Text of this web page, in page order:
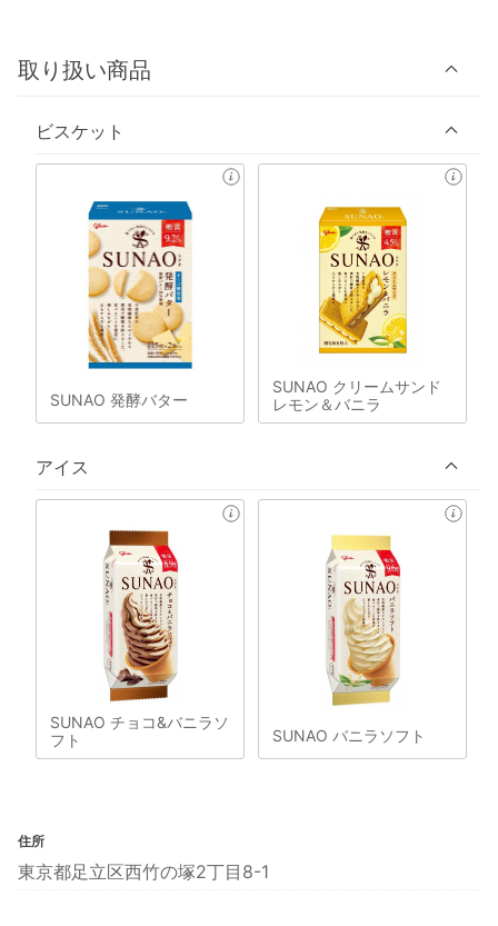
取り扱い商品
ビスケット
SUNAO 発酵バター
SUNAO クリームサンド
レモン＆バニラ
アイス
SUNAO チョコ&バニラソ
フト
SUNAO バニラソフト
住所
東京都足立区西竹の塚2丁目8-1